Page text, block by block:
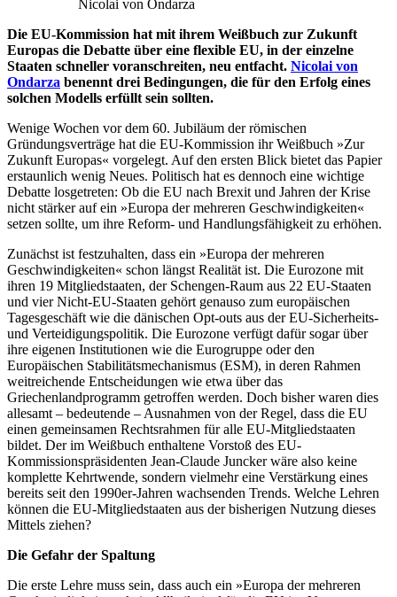
Nicolai von Ondarza
Die EU-Kommission hat mit ihrem Weißbuch zur Zukunft
Europas die Debatte über eine flexible EU, in der einzelne
Staaten schneller voranschreiten, neu entfacht. Nicolai von
Ondarza benennt drei Bedingungen, die für den Erfolg eines
solchen Modells erfüllt sein sollten.
Wenige Wochen vor dem 60. Jubiläum der römischen
Gründungsverträge hat die EU-Kommission ihr Weißbuch »Zur
Zukunft Europas« vorgelegt. Auf den ersten Blick bietet das Papier
erstaunlich wenig Neues. Politisch hat es dennoch eine wichtige
Debatte losgetreten: Ob die EU nach Brexit und Jahren der Krise
nicht stärker auf ein »Europa der mehreren Geschwindigkeiten«
setzen sollte, um ihre Reform- und Handlungsfähigkeit zu erhöhen.
Zunächst ist festzuhalten, dass ein »Europa der mehreren
Geschwindigkeiten« schon längst Realität ist. Die Eurozone mit
ihren 19 Mitgliedstaaten, der Schengen-Raum aus 22 EU-Staaten
und vier Nicht-EU-Staaten gehört genauso zum europäischen
Tagesgeschäft wie die dänischen Opt-outs aus der EU-Sicherheits-
und Verteidigungspolitik. Die Eurozone verfügt dafür sogar über
ihre eigenen Institutionen wie die Eurogruppe oder den
Europäischen Stabilitätsmechanismus (ESM), in deren Rahmen
weitreichende Entscheidungen wie etwa über das
Griechenlandprogramm getroffen werden. Doch bisher waren dies
allesamt – bedeutende – Ausnahmen von der Regel, dass die EU
einen gemeinsamen Rechtsrahmen für alle EU-Mitgliedstaaten
bildet. Der im Weißbuch enthaltene Vorstoß des EU-
Kommissionspräsidenten Jean-Claude Juncker wäre also keine
komplette Kehrtwende, sondern vielmehr eine Verstärkung eines
bereits seit den 1990er-Jahren wachsenden Trends. Welche Lehren
können die EU-Mitgliedstaaten aus der bisherigen Nutzung dieses
Mittels ziehen?
Die Gefahr der Spaltung
Die erste Lehre muss sein, dass auch ein »Europa der mehreren